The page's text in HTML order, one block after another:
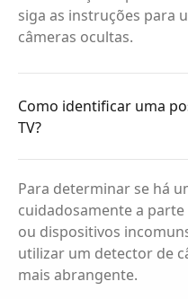
siga as instruções para
câmeras ocultas.
Como identificar uma
TV?
Para determinar se há
cuidadosamente a
ou dispositivos
utilizar um detector de
mais abrangente.